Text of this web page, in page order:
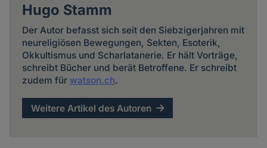
Hugo Stamm
Der Autor befasst sich seit den Siebzigerjahren mit
neureligiösen Bewegungen, Sekten, Esoterik,
Okkultismus und Scharlatanerie. Er hält Vorträge,
schreibt Bücher und berät Betroffene. Er schreibt
zudem für watson.ch.
Weitere Artikel des Autoren